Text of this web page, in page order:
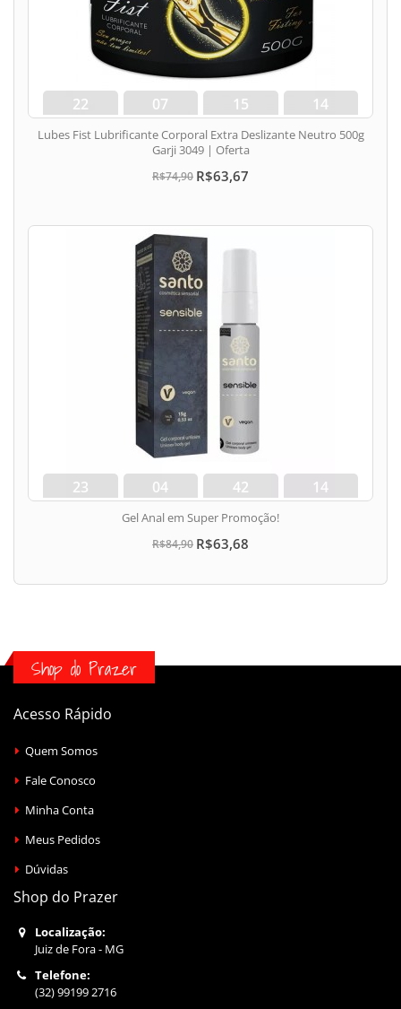
22
dias
07
hora
15
min
13
seg
Lubes Fist Lubrificante Corporal Extra Deslizante Neutro 500g
Garji 3049 | Oferta
R$74,90 R$63,67
23
dias
04
hora
42
min
13
seg
Gel Anal em Super Promoção!
R$84,90 R$63,68
Shop do Prazer
Acesso Rápido
Quem Somos
Fale Conosco
Minha Conta
Meus Pedidos
Dúvidas
Shop do Prazer
Localização:
Juiz de Fora - MG
Telefone:
(32) 99199 2716